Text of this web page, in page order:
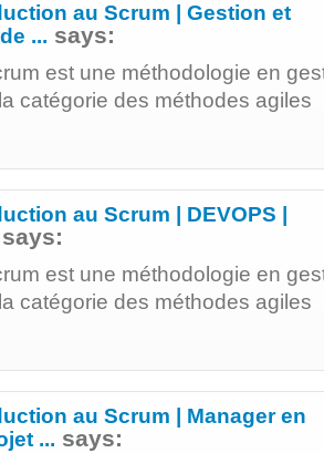
au Scrum | Gestion et
... says:
est une méthodologie en
catégorie des méthodes agiles
au Scrum | DEVOPS |
says:
est une méthodologie en
catégorie des méthodes agiles
au Scrum | Manager en
... says: